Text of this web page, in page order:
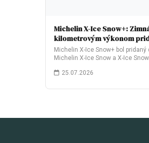
Michelin X-Ice Snow+:
kilometrovým výkonom
Michelin X-Ice Snow+ bol
Michelin X-Ice Snow a X-Ice
25.07.2026